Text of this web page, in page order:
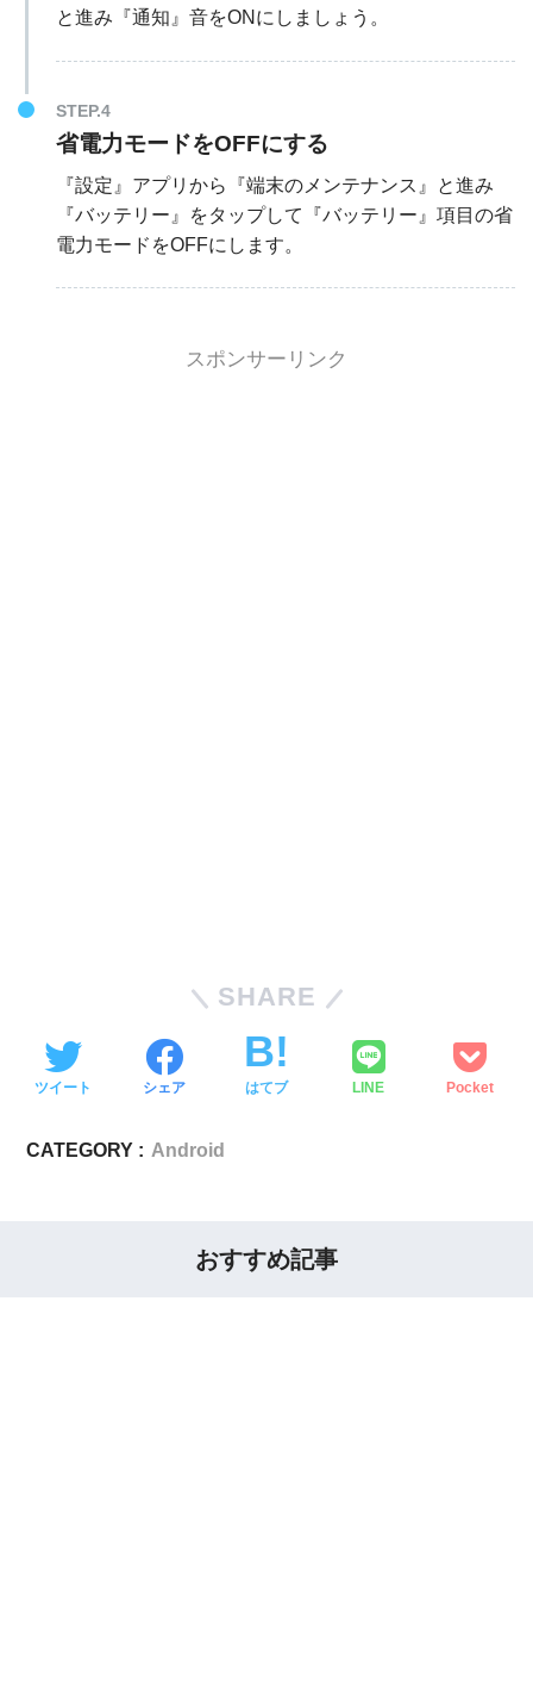
と進み『通知』音をONにしましょう。
STEP.4
省電力モードをOFFにする
『設定』アプリから『端末のメンテナンス』と進み
『バッテリー』をタップして『バッテリー』項目の省
電力モードをOFFにします。
スポンサーリンク
SHARE
ツイート シェア はてブ LINE Pocket
CATEGORY : Android
おすすめ記事